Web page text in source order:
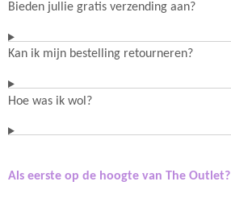
Bieden jullie gratis verzending aan?
Kan ik mijn bestelling retourneren?
Hoe was ik wol?
Als eerste op de hoogte van The Outlet?